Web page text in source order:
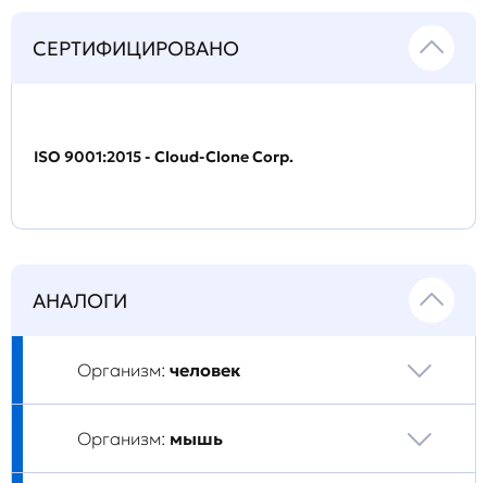
СЕРТИФИЦИРОВАНО
ISO 9001:2015 - Cloud-Clone Corp.
АНАЛОГИ
Организм: человек
Организм: мышь